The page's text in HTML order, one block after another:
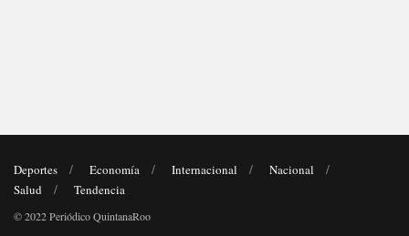
Deportes Economía Internacional
Nacional
Salud
Tendencia
© 2022 Periódico QuintanaRoo